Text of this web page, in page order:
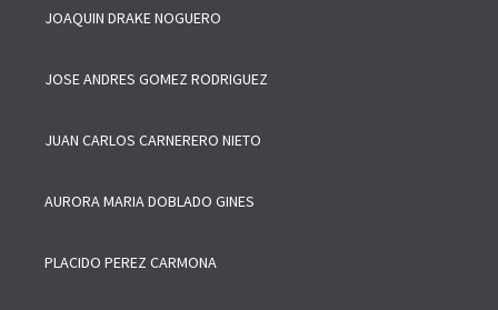
JOAQUIN DRAKE NOGUERO
JOSE ANDRES GOMEZ RODRIGUEZ
JUAN CARLOS CARNERERO NIETO
AURORA MARIA DOBLADO GINES
PLACIDO PEREZ CARMONA